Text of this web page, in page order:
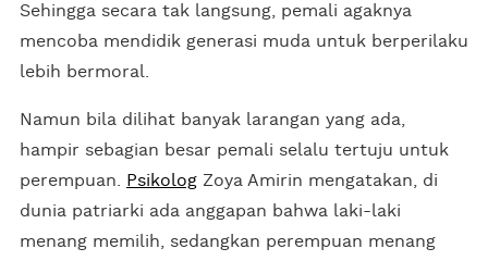
Sehingga secara tak langsung, pemali agaknya
mencoba mendidik generasi muda untuk berperilaku
lebih bermoral.
Namun bila dilihat banyak larangan yang ada,
hampir sebagian besar pemali selalu tertuju untuk
perempuan.
Psikolog Zoya Amirin mengatakan, di
dunia patriarki ada anggapan bahwa laki-laki
menang memilih, sedangkan perempuan menang